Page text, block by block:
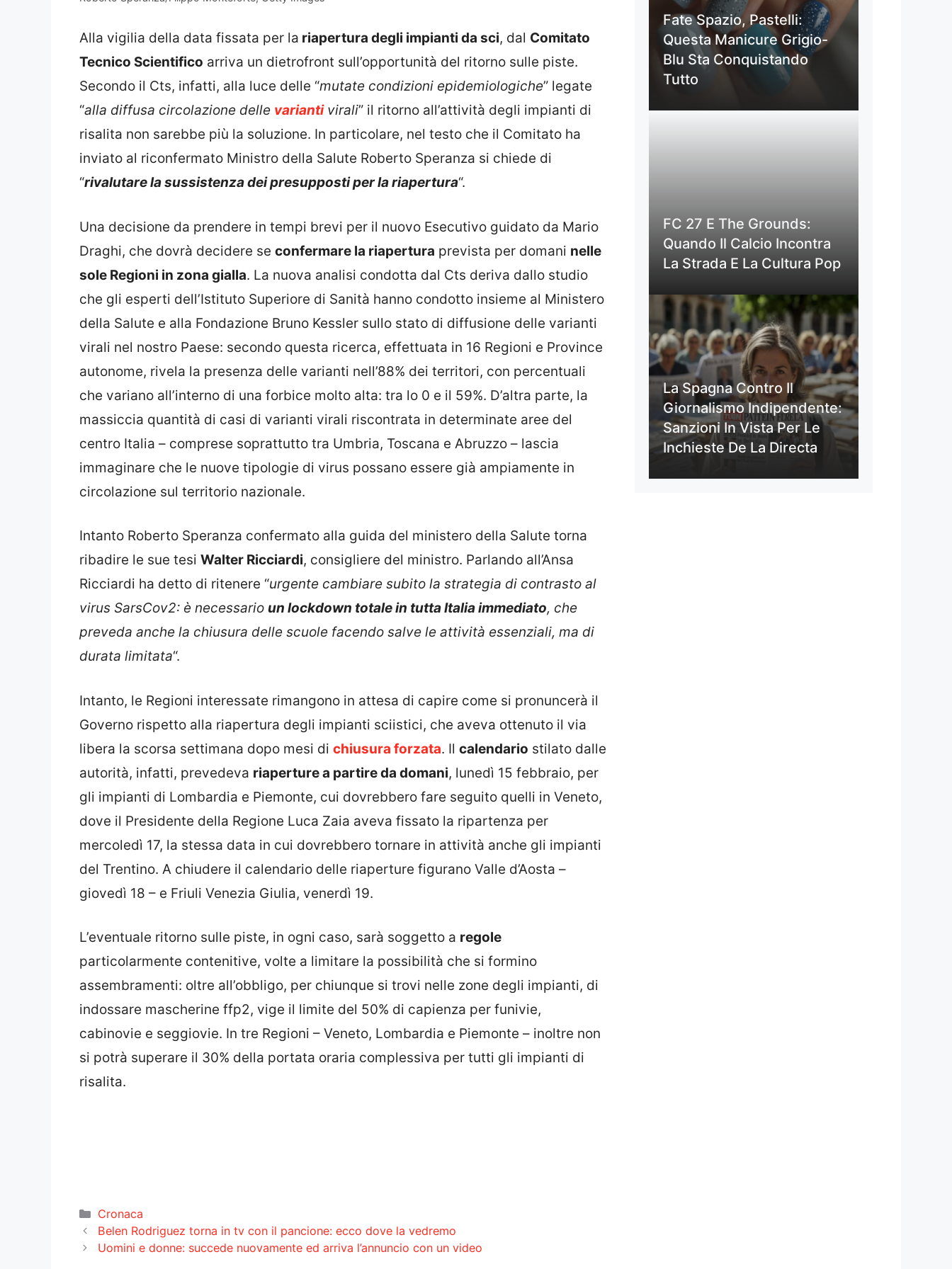
Alla vigilia della data fissata per la riapertura degli impianti da sci, dal Comitato
Tecnico Scientifico arriva un dietrofront sull’opportunità del ritorno sulle piste.
Secondo il Cts, infatti, alla luce delle “mutate condizioni epidemiologiche” legate
“alla diffusa circolazione delle varianti virali” il ritorno all’attività degli impianti di
risalita non sarebbe più la soluzione. In particolare, nel testo che il Comitato ha
inviato al riconfermato Ministro della Salute Roberto Speranza si chiede di
“rivalutare la sussistenza dei presupposti per la riapertura“.
Una decisione da prendere in tempi brevi per il nuovo Esecutivo guidato da Mario
Draghi, che dovrà decidere se confermare la riapertura prevista per domani nelle
sole Regioni in zona gialla. La nuova analisi condotta dal Cts deriva dallo studio
che gli esperti dell’Istituto Superiore di Sanità hanno condotto insieme al Ministero
della Salute e alla Fondazione Bruno Kessler sullo stato di diffusione delle varianti
virali nel nostro Paese: secondo questa ricerca, effettuata in 16 Regioni e Province
autonome, rivela la presenza delle varianti nell’88% dei territori, con percentuali
che variano all’interno di una forbice molto alta: tra lo 0 e il 59%. D’altra parte, la
massiccia quantità di casi di varianti virali riscontrata in determinate aree del
centro Italia – comprese soprattutto tra Umbria, Toscana e Abruzzo – lascia
immaginare che le nuove tipologie di virus possano essere già ampiamente in
circolazione sul territorio nazionale.
Intanto Roberto Speranza confermato alla guida del ministero della Salute torna
ribadire le sue tesi Walter Ricciardi, consigliere del ministro. Parlando all’Ansa
Ricciardi ha detto di ritenere “urgente cambiare subito la strategia di contrasto al
virus SarsCov2: è necessario un lockdown totale in tutta Italia immediato, che
preveda anche la chiusura delle scuole facendo salve le attività essenziali, ma di
durata limitata“.
Intanto, le Regioni interessate rimangono in attesa di capire come si pronuncerà il
Governo rispetto alla riapertura degli impianti sciistici, che aveva ottenuto il via
libera la scorsa settimana dopo mesi di chiusura forzata. Il calendario stilato dalle
autorità, infatti, prevedeva riaperture a partire da domani, lunedì 15 febbraio, per
gli impianti di Lombardia e Piemonte, cui dovrebbero fare seguito quelli in Veneto,
dove il Presidente della Regione Luca Zaia aveva fissato la ripartenza per
mercoledì 17, la stessa data in cui dovrebbero tornare in attività anche gli impianti
del Trentino. A chiudere il calendario delle riaperture figurano Valle d’Aosta –
giovedì 18 – e Friuli Venezia Giulia, venerdì 19.
L’eventuale ritorno sulle piste, in ogni caso, sarà soggetto a regole
particolarmente contenitive, volte a limitare la possibilità che si formino
assembramenti: oltre all’obbligo, per chiunque si trovi nelle zone degli impianti, di
indossare mascherine ffp2, vige il limite del 50% di capienza per funivie,
cabinovie e seggiovie. In tre Regioni – Veneto, Lombardia e Piemonte – inoltre non
si potrà superare il 30% della portata oraria complessiva per tutti gli impianti di
risalita.
Categorie
Cronaca
Belen Rodriguez torna in tv con il pancione: ecco dove la vedremo
Uomini e donne: succede nuovamente ed arriva l’annuncio con un video
Fate Spazio, Pastelli:
Questa Manicure Grigio-
Blu Sta Conquistando
Tutto
FC 27 E The Grounds:
Quando Il Calcio Incontra
La Strada E La Cultura Pop
La Spagna Contro Il
Giornalismo Indipendente:
Sanzioni In Vista Per Le
Inchieste De La Directa